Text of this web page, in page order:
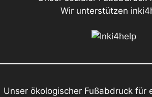
Wir unterstützen
Unser ökologischer Fußabdruck für